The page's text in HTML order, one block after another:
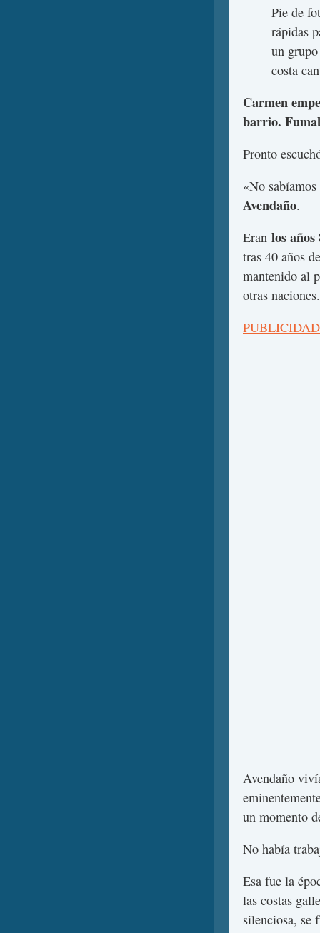
Pie de
rápidas
un
costa
Carmen
barrio.
Pronto
«No
Avendaño.
Eran los años
tras 40 años
mantenido al
otras naciones.
PUBLICIDAD
Avendaño
un momento
No había
Esa fue la
las costas
silenciosa, se